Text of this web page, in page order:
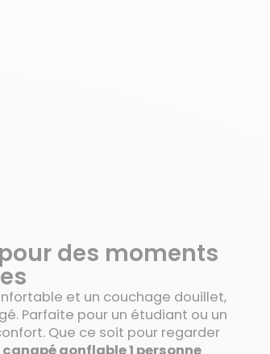
des moments
et un couchage douillet,
Parfaite pour un étudiant ou un
Que ce soit pour regarder